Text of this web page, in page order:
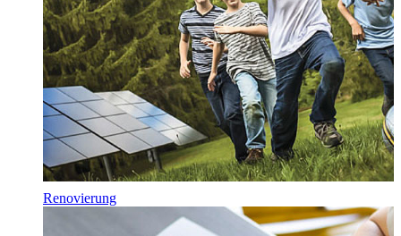
Renovierung